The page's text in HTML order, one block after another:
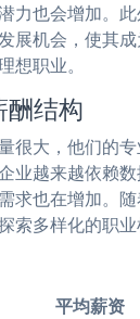
力也会增加。
展机会，使其
想职业。
酬结构
很大，他们的
业越来越依赖
求也在增加。随
索多样化的职
平均薪资